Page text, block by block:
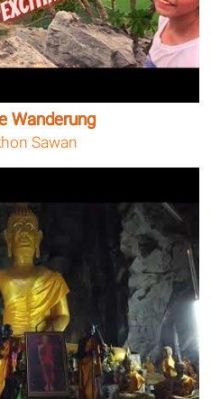
Wanderung
Sawan